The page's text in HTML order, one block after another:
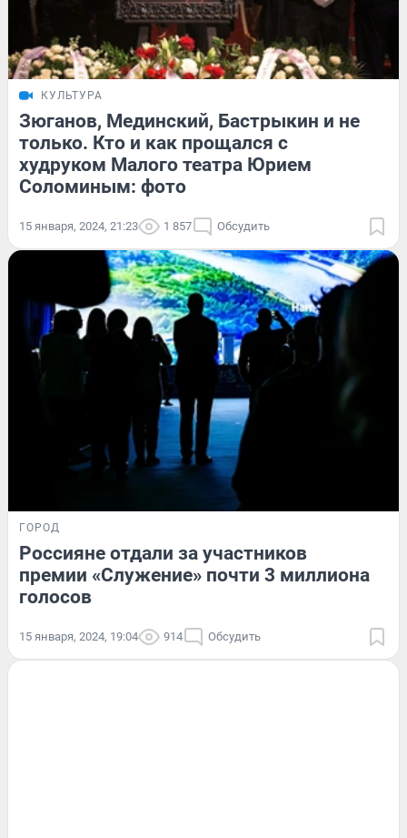
КУЛЬТУРА
Зюганов, Мединский, Бастрыкин и не
только. Кто и как прощался с
худруком Малого театра Юрием
Соломиным: фото
15 января, 2024, 21:23 1 857 Обсудить
ГОРОД
Россияне отдали за участников
премии «Служение» почти 3 миллиона
голосов
15 января, 2024, 19:04 914 Обсудить